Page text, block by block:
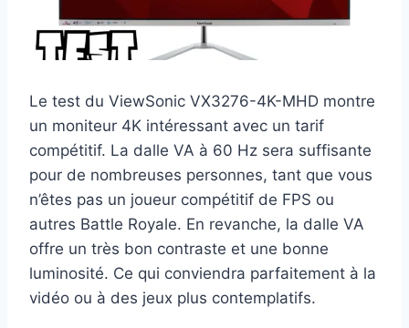
Le test du ViewSonic VX3276-4K-MHD montre
un moniteur 4K intéressant avec un tarif
compétitif. La dalle VA à 60 Hz sera suffisante
pour de nombreuses personnes, tant que vous
n’êtes pas un joueur compétitif de FPS ou
autres Battle Royale. En revanche, la dalle VA
offre un très bon contraste et une bonne
luminosité. Ce qui conviendra parfaitement à la
vidéo ou à des jeux plus contemplatifs.